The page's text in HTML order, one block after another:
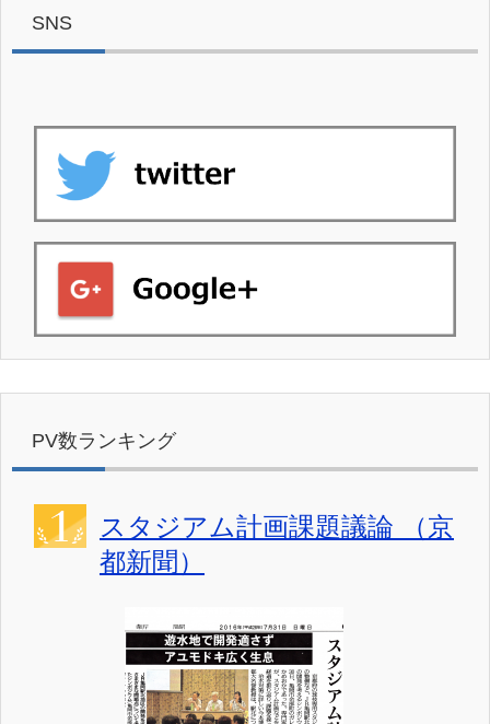
SNS
PV数ランキング
スタジアム計画課題議論 （京
都新聞）